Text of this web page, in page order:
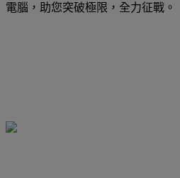
電腦，助您突破極限，全力征戰。